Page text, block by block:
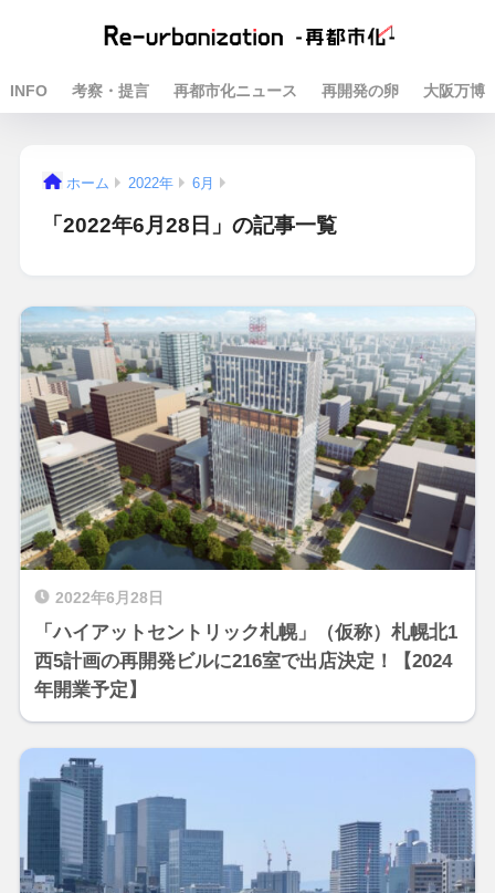
INFO 考察・提言 再都市化ニュース 再開発の卵 大阪万博
ホーム 2022年 6月
「2022年6月28日」の記事一覧
2022年6月28日
「ハイアットセントリック札幌」（仮称）札幌北1
西5計画の再開発ビルに216室で出店決定！【2024
年開業予定】